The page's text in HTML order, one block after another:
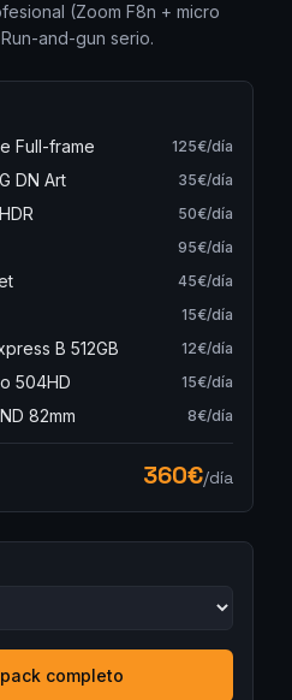
(Zoom F8n + micro
and-gun serio.
Full-frame 125€/día
DN Art 35€/día
50€/día
95€/día
45€/día
15€/día
B 512GB 12€/día
504HD 15€/día
82mm 8€/día
360€/día
completo